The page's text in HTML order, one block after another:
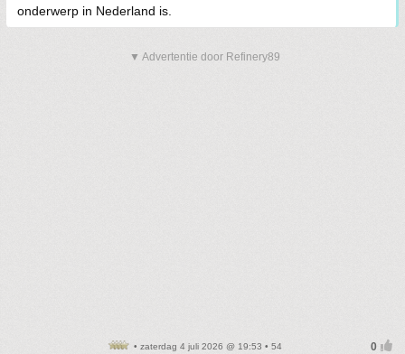
onderwerp in Nederland is.
▼ Advertentie door Refinery89
• zaterdag 4 juli 2026 @ 19:53 • 54